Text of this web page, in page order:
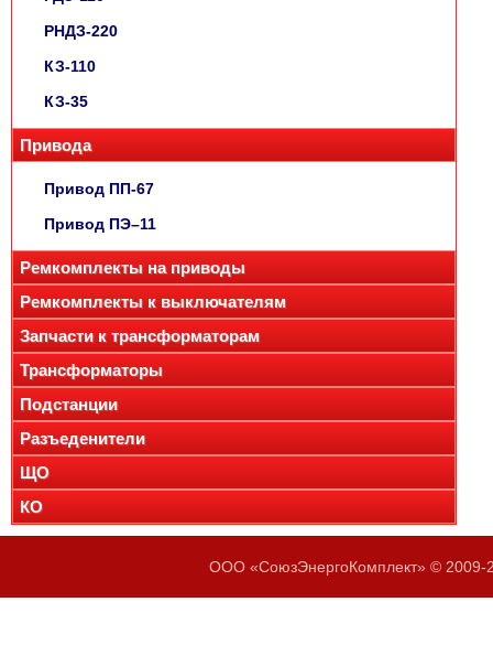
РНДЗ-220
КЗ-110
КЗ-35
Привода
Привод ПП-67
Привод ПЭ–11
Ремкомплекты на приводы
Ремкомплекты к выключателям
Запчасти к трансформаторам
Трансформаторы
Подстанции
Разъеденители
ЩО
КО
ООО «СоюзЭнергоКомплект» © 2009-